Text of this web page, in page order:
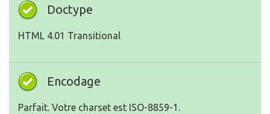
Doctype
HTML 4.01 Transitional
Encodage
Parfait. Votre charset est ISO-8859-1.